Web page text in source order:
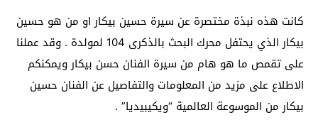
كانت هذه نبذة مختصرة عن سيرة حسين بيكار او من هو حسين
بيكار الذي يحتفل محرك البحث بالذكرى 104 لمولدة . وقد عملنا
على تقمص ما هو هام من سيرة الفنان حسن بيكار ويمكنكم
الاطلاع على مزيد من المعلومات والتفاصيل عن الفنان حسين
بيكار من الموسوعة العالمية “ويكيبيديا” .